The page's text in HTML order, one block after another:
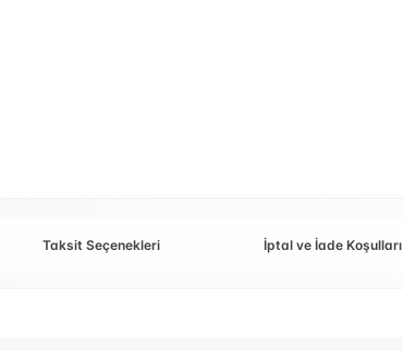
Taksit Seçenekleri İptal ve İade Koşulları